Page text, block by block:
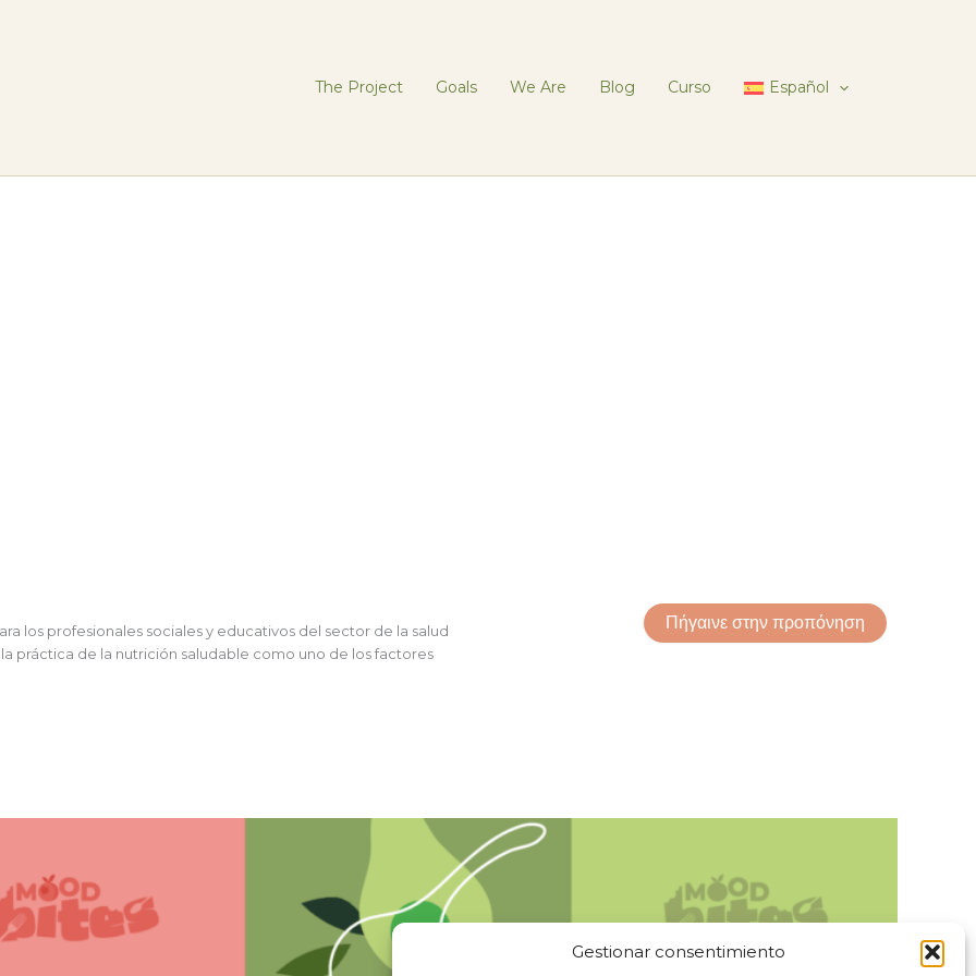
Gestionar consentimiento
The Project Goals We Are Blog Curso Español
los profesionales sociales y educativos del sector de la salud
práctica de la nutrición saludable como uno de los factores
Πήγαινε στην προπόνηση